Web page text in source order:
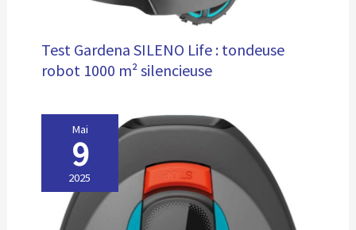
Test Gardena SILENO Life : tondeuse
robot 1000 m² silencieuse
Mai
9
2025